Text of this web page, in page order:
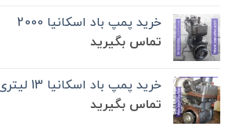
خرید پمپ باد اسکانیا 2000
تماس بگیرید
خرید پمپ باد اسکانیا 13 لیتری
تماس بگیرید